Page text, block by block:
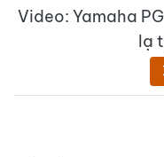
Video: Yamaha
lạ